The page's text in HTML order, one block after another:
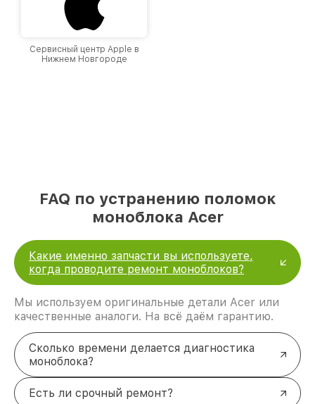
Сервисный центр Apple в
Нижнем Новгороде
FAQ по устранению поломок
моноблока Acer
Какие именно запчасти вы используете,
когда проводите ремонт моноблоков?
Мы используем оригинальные детали Acer или
качественные аналоги. На всё даём гарантию.
Сколько времени делается диагностика
моноблока?
Есть ли срочный ремонт?